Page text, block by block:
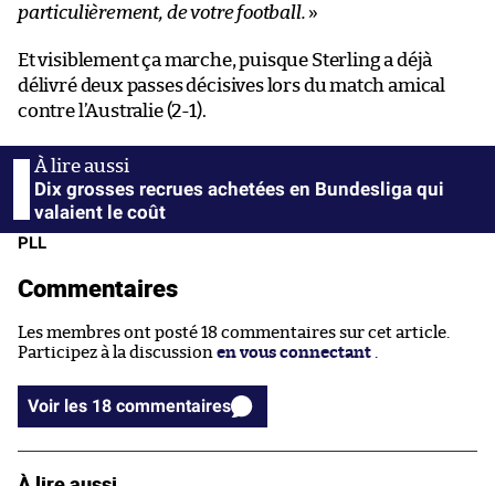
particulièrement, de votre football. »
Et visiblement ça marche, puisque Sterling a déjà
délivré deux passes décisives lors du match amical
contre l’Australie (2-1).
Dix grosses recrues achetées en Bundesliga qui
valaient le coût
PLL
Commentaires
Les membres ont posté 18 commentaires sur cet article.
Participez à la discussion en vous connectant .
Voir les 18 commentaires